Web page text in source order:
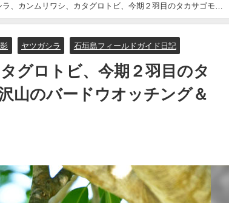
ラ、カンムリワシ、カタグロトビ、今期２羽目のタカサゴモズ
ヤツガシラ 石垣島フィールドガイド日記
グロトビ、今期２羽目のタ
山のバードウオッチング＆